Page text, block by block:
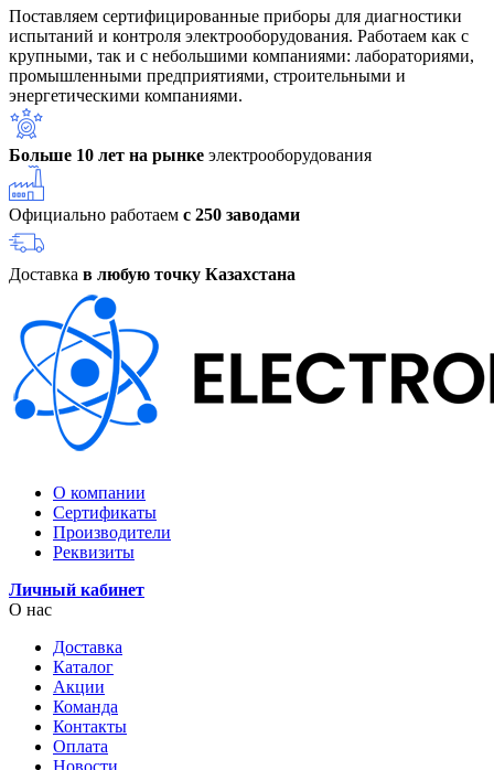
Поставляем сертифицированные приборы для диагностики
испытаний и контроля электрооборудования. Работаем как с
крупными, так и с небольшими компаниями: лабораториями,
промышленными предприятиями, строительными и
энергетическими компаниями.
Больше 10 лет на рынке электрооборудования
Официально работаем с 250 заводами
Доставка в любую точку Казахстана
О компании
Сертификаты
Производители
Реквизиты
Личный кабинет
О нас
Доставка
Каталог
Акции
Команда
Контакты
Оплата